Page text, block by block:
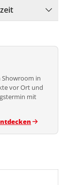
Showroom in
vor Ort und
mit